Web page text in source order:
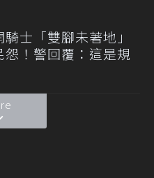
士「雙腳未著地」
怨！警回覆：這是規